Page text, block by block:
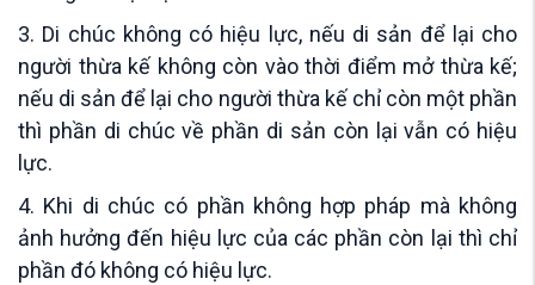
3. Di chúc không có hiệu lực, nếu di sản để lại cho
người thừa kế không còn vào thời điểm mở thừa kế;
nếu di sản để lại cho người thừa kế chỉ còn một phần
thì phần di chúc về phần di sản còn lại vẫn có hiệu
lực.
4. Khi di chúc có phần không hợp pháp mà không
ảnh hưởng đến hiệu lực của các phần còn lại thì chỉ
phần đó không có hiệu lực.